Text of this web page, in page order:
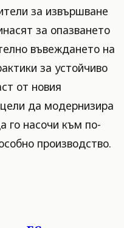
за извършване
за опазването
въвеждането на
за устойчиво
от новия
да модернизира
го насочи към по-
производство.